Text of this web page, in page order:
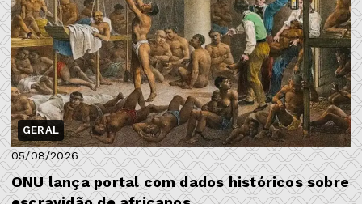
GERAL
05/08/2026
ONU lança portal com dados históricos sobre